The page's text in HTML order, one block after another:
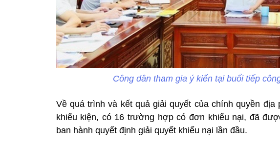
Công dân tham gia ý kiến tại buổi tiếp
Về quá trình và kết quả giải quyết của chính quyền
khiếu kiện, có 16 trường hợp có đơn khiếu nại, đã
ban hành quyết định giải quyết khiếu nại lần đầu.